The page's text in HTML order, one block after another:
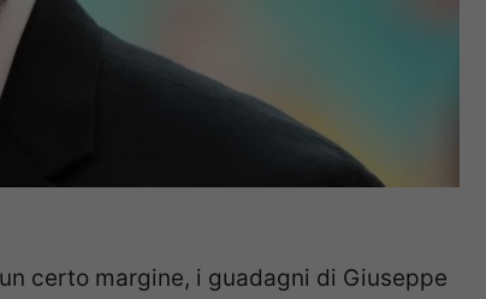
certo margine, i guadagni di Giuseppe